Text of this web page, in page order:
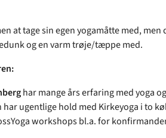
at tage sin egen yogamåtte med,
og en varm trøje/tæppe med.
har mange års erfaring med yoga
ugentlige hold med Kirkeyoga i to
workshops bl.a. for